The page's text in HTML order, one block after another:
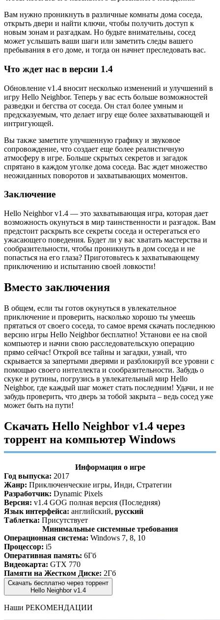
Вам нужно проникнуть в различные комнаты дома соседа,
открыть двери и найти ключи, чтобы получить доступ к
новым зонам и разгадкам. Но будьте внимательны, сосед
может услышать ваши шаги или заметить следы вашего
пребывания в его доме, и тогда он начнет преследовать вас.
Что ждет нас в версии 1.4
Обновление v1.4 вносит несколько изменений и улучшений в
игру Hello Neighbor. Теперь у вас есть больше возможностей
разведки и бегства от соседа. Он стал более умным и
предсказуемым, что делает игру еще более захватывающей и
интригующей.
Вы также заметите улучшенную графику и звуковое
сопровождение, что создает еще более реалистичную
атмосферу в игре. Больше скрытых секретов и загадок
спрятано в каждом уголке дома соседа. Вас ждет множество
неожиданных поворотов и захватывающих моментов.
Заключение
Hello Neighbor v1.4 — это захватывающая игра, которая дает
возможность окунуться в мир таинственности и разгадок. Вам
предстоит раскрыть все секреты соседа и остерегаться его
ужасающего поведения. Будет ли у вас хватать мастерства и
сообразительности, чтобы проникнуть в дом соседа и не
попасться на его глаза? Приготовьтесь к захватывающему
приключению и испытанию своей ловкости!
Вместо заключения
В общем, если ты готов окунуться в увлекательное
приключение и проверить, насколько хорошо ты умеешь
прятаться от своего соседа, то самое время скачать последнюю
версию игры Hello Neighbor бесплатно! Установи ее на свой
компьютер и начни свою расследовательскую операцию
прямо сейчас! Открой все тайны и загадки, узнай, что
скрывается за запертыми дверями и разблокируй все уровни с
помощью своего интеллекта и сообразительности. Забудь о
скуке и рутины, погрузись в увлекательный мир Hello
Neighbor, где каждый шаг может стать последним! Удачи, и не
забудь проверить, что дверь за тобой закрыта – ведь сосед уже
может быть на пути!
Скачать Hello Neighbor v1.4 через
торрент на компьютер Windows
Информация о игре
Год выпуска: 2017
Жанр: Приключенческие игры, Инди, Стратегии
Разработчик: Dynamic Pixels
Версия: v1.4 GOG полная версия (Последняя)
Язык интерфейса: английский, русский
Таблетка: Присутствует
Минимальные системные требования
Операционная система: Windows 7, 8, 10
Процессор: i5
Оперативная память: 6Гб
Видеокарта: GTX 770
Памяти на Жестком Диске: 2Гб
Скачать бесплатно через торрент
Hello Neighbor v1.4
Наши РЕКОМЕНДАЦИИ